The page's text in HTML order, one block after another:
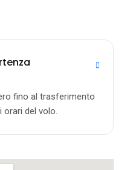
fino al trasferimento
del volo.